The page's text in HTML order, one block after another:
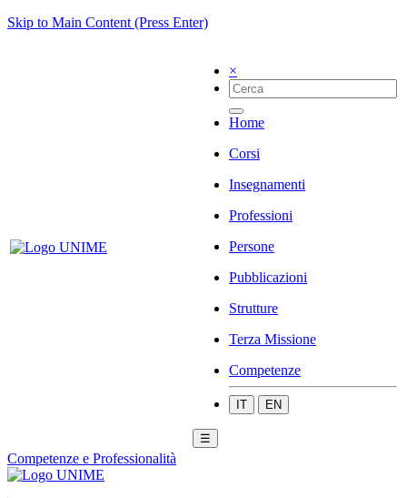
Skip to Main Content (Press Enter)
×
Home
Corsi
Insegnamenti
Professioni
Persone
Pubblicazioni
Strutture
Terza Missione
Competenze
IT EN
☰
Competenze e Professionalità